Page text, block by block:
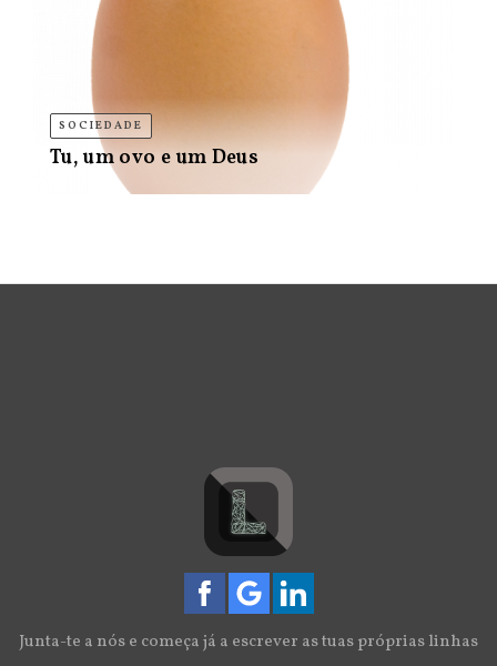
SOCIEDADE
Tu, um ovo e um Deus
Junta-te a nós e começa já a escrever as tuas próprias linhas